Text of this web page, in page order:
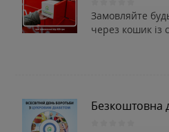
Замовляйте
через кошик із
Безкоштовна